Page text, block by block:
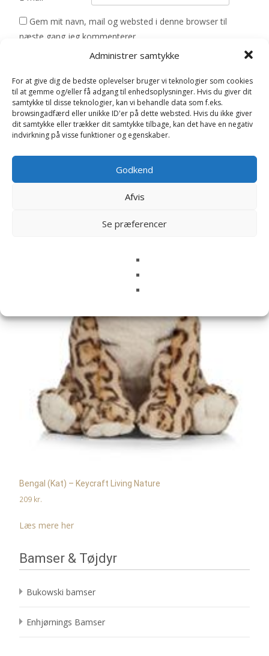
Administrer samtykke
For at give dig de bedste oplevelser bruger vi teknologier som cookies
til at gemme og/eller få adgang til enhedsoplysninger. Hvis du giver dit
samtykke til disse teknologier, kan vi behandle data som f.eks.
browsingadfærd eller unikke ID'er på dette websted. Hvis du ikke giver
dit samtykke eller trækker dit samtykke tilbage, kan det have en negativ
indvirkning på visse funktioner og egenskaber.
Godkend
Afvis
Se præferencer
Gem mit navn, mail og websted i denne browser til
næste gang jeg kommenterer.
Relaterede varer
Bengal (Kat) – Keycraft Living Nature
209 kr.
Læs mere her
Bamser & Tøjdyr
Bukowski bamser
Enhjørnings Bamser